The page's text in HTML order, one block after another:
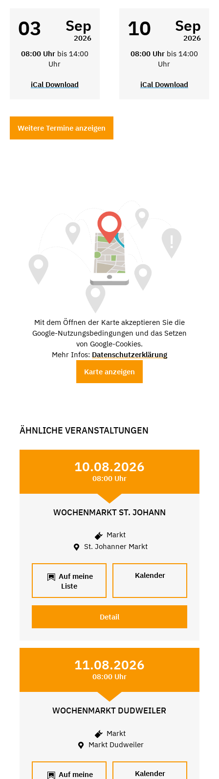
03 Sep
2026
08:00 Uhr bis 14:00
Uhr
iCal Download
10 Sep
2026
08:00 Uhr bis 14:00
Uhr
iCal Download
Weitere Termine anzeigen
Mit dem Öffnen der Karte akzeptieren Sie die
Google-Nutzungsbedingungen und das Setzen
von Google-Cookies.
Mehr Infos: Datenschutzerklärung
Karte anzeigen
ÄHNLICHE VERANSTALTUNGEN
10.08.2026
08:00 Uhr
WOCHENMARKT ST. JOHANN
Markt
St. Johanner Markt
Auf meine
Liste
Kalender
Detail
11.08.2026
08:00 Uhr
WOCHENMARKT DUDWEILER
Markt
Markt Dudweiler
Auf meine
Kalender